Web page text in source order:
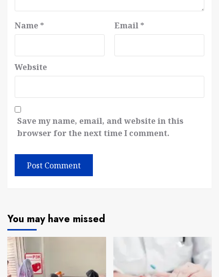
Name * Email *
Website
Save my name, email, and website in this
browser for the next time I comment.
You may have missed